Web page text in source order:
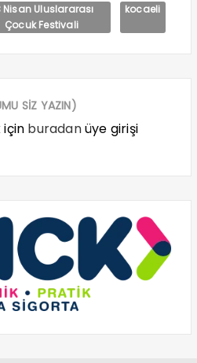
Nisan Uluslararası
Çocuk Festivali
kocaeli
SİZ YAZIN)
buradanüye girişi